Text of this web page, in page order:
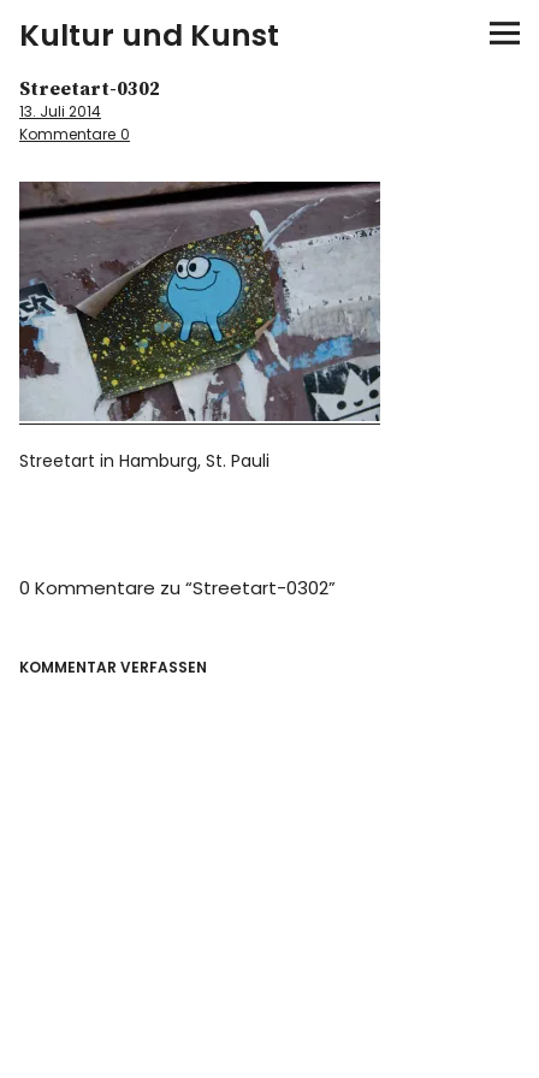
Kultur und Kunst
kultur & kunst
Spiele
Konzerte
Museen bei…
Bloggerreisen
Streetart-0302
13. Juli 2014
Kommentare 0
Streetart in Hamburg, St. Pauli
0 Kommentare zu “Streetart-0302”
KOMMENTAR VERFASSEN